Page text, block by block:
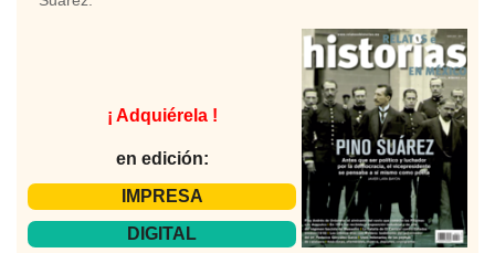
¡ Adquiérela !
en edición:
IMPRESA
DIGITAL